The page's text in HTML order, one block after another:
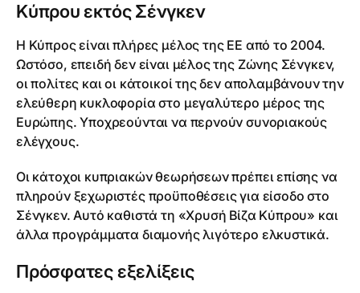
Κύπρου εκτός Σένγκεν
Η Κύπρος είναι πλήρες μέλος της ΕΕ από το 2004.
Ωστόσο, επειδή δεν είναι μέλος της Ζώνης Σένγκεν,
οι πολίτες και οι κάτοικοί της δεν απολαμβάνουν την
ελεύθερη κυκλοφορία στο μεγαλύτερο μέρος της
Ευρώπης. Υποχρεούνται να περνούν συνοριακούς
ελέγχους.
Οι κάτοχοι κυπριακών θεωρήσεων πρέπει επίσης να
πληρούν ξεχωριστές προϋποθέσεις για είσοδο στο
Σένγκεν. Αυτό καθιστά τη «Χρυσή Βίζα Κύπρου» και
άλλα προγράμματα διαμονής λιγότερο ελκυστικά.
Πρόσφατες εξελίξεις